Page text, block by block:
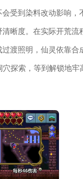
受到染料改动影响，
晰度。在实际开荒流
渡照明，仙灵依靠合
探索，等到解锁地牢